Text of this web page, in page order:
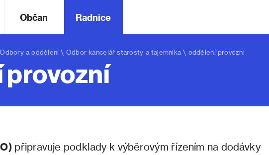
Občan Radnice
Odbory a oddělení \ Odbor kancelář starosty a tajemníka \ oddělení provozní
provozní
připravuje podklady k výběrovým řízením na dodávky